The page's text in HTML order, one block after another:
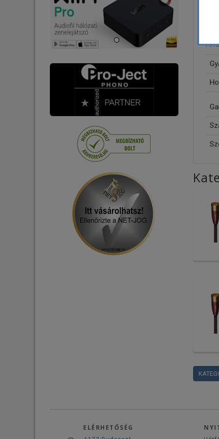
Falikonzol-Állvány
Tartozék
Feltörlő robot
Tartozék
ELÉRHETŐSÉG